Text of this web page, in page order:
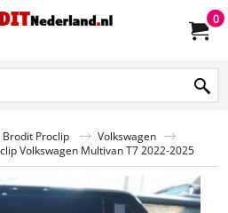
0
Brodit Proclip
Volkswagen
Volkswagen Multivan T7 2022-2025